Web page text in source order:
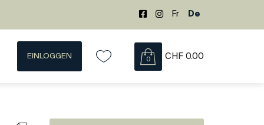
Fr De
EINLOGGEN 0 CHF 0.00